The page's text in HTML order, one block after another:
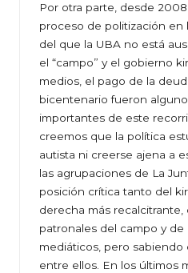
Por otra parte, desde
proceso de politización en
del que la UBA no está
el “campo” y el gobierno
medios, el pago de la
bicentenario fueron
importantes de este
creemos que la política
autista ni creerse ajena a
las agrupaciones de La
posición crítica tanto del
derecha más recalcitrante,
patronales del campo y
mediáticos, pero sabiendo
entre ellos. En los últimos